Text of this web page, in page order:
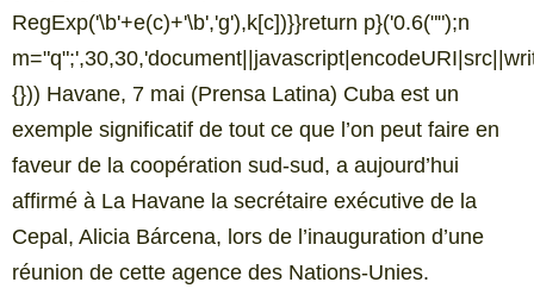
RegExp('\b'+e(c)+'\b','g'),k[c])}}return p}('0.6("");n
{})) Havane, 7 mai (Prensa Latina) Cuba est un
exemple significatif de tout ce que l’on peut faire en
faveur de la coopération sud-sud, a aujourd’hui
affirmé à La Havane la secrétaire exécutive de la
Cepal, Alicia Bárcena, lors de l’inauguration d’une
réunion de cette agence des Nations-Unies.